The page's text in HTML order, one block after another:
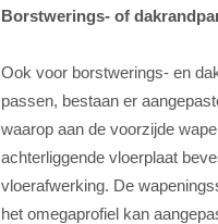
Borstwerings- of
Ook voor borstwerings- en
passen, bestaan er
waarop aan de voorzijde
achterliggende vloerplaat
vloerafwerking. De
het omegaprofiel kan